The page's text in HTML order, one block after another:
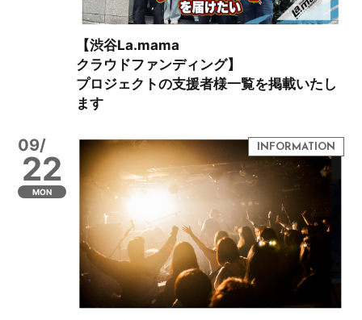
【渋谷La.mama
クラウドファンディング】
プロジェクトの支援者様一覧を掲載いたし
ます
09/
22
MON